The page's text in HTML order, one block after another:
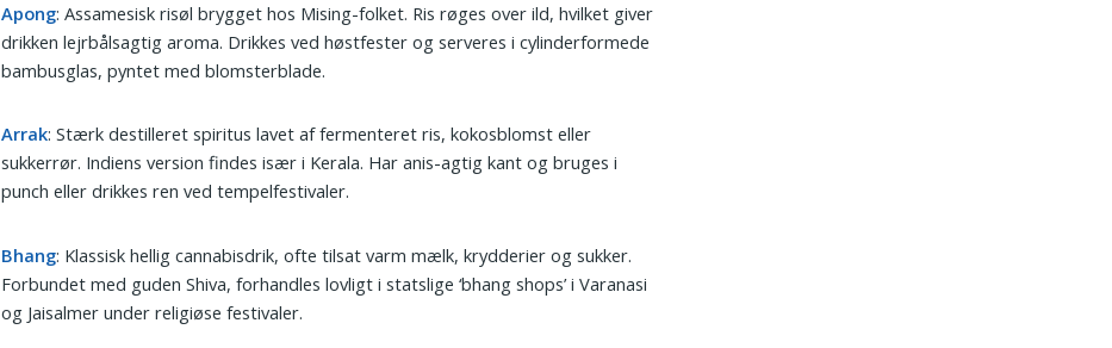
Apong: Assamesisk risøl brygget hos Mising-folket. Ris røges over ild, hvilket giver
drikken lejrbålsagtig aroma. Drikkes ved høstfester og serveres i cylinderformede
bambusglas, pyntet med blomsterblade.
Arrak: Stærk destilleret spiritus lavet af fermenteret ris, kokosblomst eller
sukkerrør. Indiens version findes især i Kerala. Har anis-agtig kant og bruges i
punch eller drikkes ren ved tempelfestivaler.
Bhang: Klassisk hellig cannabisdrik, ofte tilsat varm mælk, krydderier og sukker.
Forbundet med guden Shiva, forhandles lovligt i statslige ‘bhang shops’ i Varanasi
og Jaisalmer under religiøse festivaler.